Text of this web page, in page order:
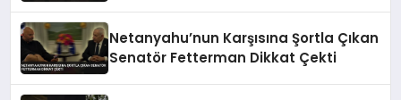
Netanyahu’nun Karşısına Şortla Çıkan
Senatör Fetterman Dikkat Çekti